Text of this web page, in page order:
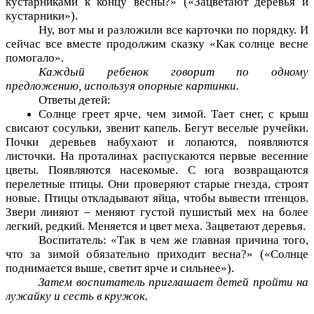
кустарники»).
Ну, вот мы и разложили все карточки по порядку. И
сейчас все вместе продолжим сказку «Как солнце весне
помогало».
Каждый ребенок говорит по одному
предложению, используя опорные картинки.
Ответы детей:
Солнце греет ярче, чем зимой. Тает снег, с крыш
свисают сосульки, звенит капель. Бегут веселые ручейки.
Почки деревьев набухают и лопаются, появляются
листочки. На проталинах распускаются первые весенние
цветы. Появляются насекомые. С юга возвращаются
перелетные птицы. Они проверяют старые гнезда, строят
новые. Птицы откладывают яйца, чтобы вывести птенцов.
Звери линяют – меняют густой пушистый мех на более
легкий, редкий. Меняется и цвет меха. Зацветают деревья.
Воспитатель: «Так в чем же главная причина того,
что за зимой обязательно приходит весна?» («Солнце
поднимается выше, светит ярче и сильнее»).
Затем воспитатель приглашает детей пройти на
лужайку и сесть в кружок.